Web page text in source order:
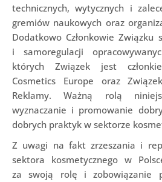
technicznych, wytycznych i
gremiów naukowych oraz
Dodatkowo Członkowie Związku
i samoregulacji
których Związek jest
Cosmetics Europe oraz
Reklamy. Ważną rolą
wyznaczanie i promowanie
dobrych praktyk w sektorze
Z uwagi na fakt zrzeszania i
sektora kosmetycznego w
za swoją rolę i zobowiązanie